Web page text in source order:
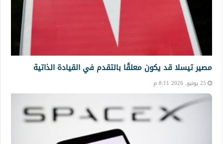
مصير تيسلا قد يكون معلقًا بالتقدم في القيادة الذاتية
25 يونيو, 2026 8:11 م